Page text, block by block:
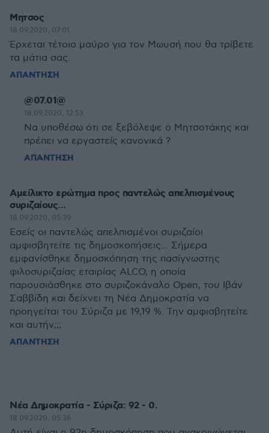
Μητσος
18.09.2020, 07:01
Έρχεται τέτοιο μαύρο για τον Μωυσή που θα τρίβετε
τα μάτια σας.
ΑΠΑΝΤΗΣΗ
@07.01@
18.09.2020, 12:53
Nα υποθέσω ότι σε ξεβόλεψε ο Μητσοτάκης και
πρέπει να εργαστείς κανονικά ?
ΑΠΑΝΤΗΣΗ
Αμείλικτο ερώτημα προς παντελώς απελπισμένους
συριζαίους…
18.09.2020, 05:39
Εσείς οι παντελώς απελπισμένοι συριζαίοι
αμφισβητείτε τις δημοσκοπήσεις... Σήμερα
εμφανίσθηκε δημοσκόπηση της πασίγνωστης
φιλοσυριζαίας εταιρίας ALCO, η οποία
παρουσιάσθηκε στο συριζοκάναλο Open, του Ιβάν
Σαββίδη και δείχνει τη Νέα Δημοκρατία να
προηγείται του Σύριζα με 19,19 %. Την αμφισβητείτε
και αυτήν;;;
ΑΠΑΝΤΗΣΗ
Νέα Δημοκρατία - Σύριζα: 92 - 0.
18.09.2020, 05:36